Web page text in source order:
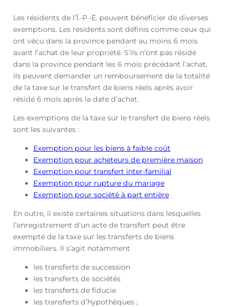
Les résidents de l’Î.-P.-É. peuvent bénéficier de diverses
exemptions. Les résidents sont définis comme ceux qui
ont vécu dans la province pendant au moins 6 mois
avant l’achat de leur propriété. S’ils n’ont pas résidé
dans la province pendant les 6 mois précédant l’achat,
ils peuvent demander un remboursement de la totalité
de la taxe sur le transfert de biens réels après avoir
résidé 6 mois après la date d’achat.
Les exemptions de la taxe sur le transfert de biens réels
sont les suivantes :
Exemption pour les biens à faible coût
Exemption pour acheteurs de première maison
Exemption pour transfert inter-familial
Exemption pour rupture du mariage
Exemption pour société à part entière
En outre, il existe certaines situations dans lesquelles
l’enregistrement d’un acte de transfert peut être
exempté de la taxe sur les transferts de biens
immobiliers. Il s’agit notamment
les transferts de succession
les transferts de sociétés
les transferts de fiducie
les transferts d’hypothèques ;